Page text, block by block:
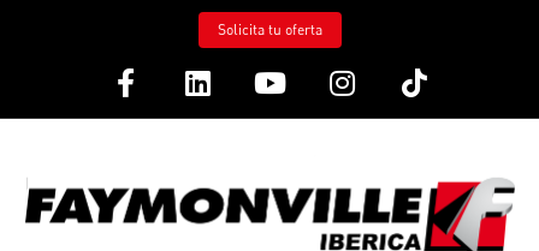
Solicita tu oferta
FacebookLinkedinYoutubeInstagram
Tiktok